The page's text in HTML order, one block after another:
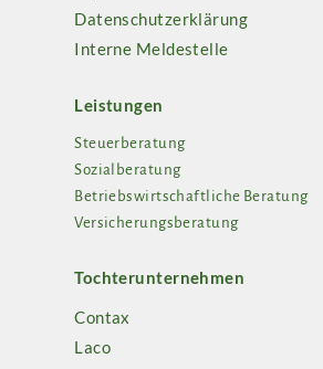
Datenschutzerklärung
Interne Meldestelle
Leistungen
Steuerberatung
Sozialberatung
Betriebswirtschaftliche Beratung
Versicherungsberatung
Tochterunternehmen
Contax
Laco